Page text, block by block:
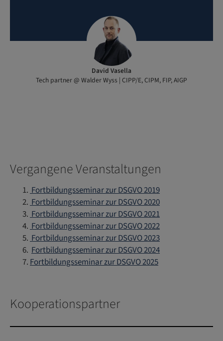
David Vasella
Tech partner @ Walder Wyss | CIPP/E, CIPM, FIP, AIGP
Vergangene Veranstaltungen
Fortbildungsseminar zur DSGVO 2019
Fortbildungsseminar zur DSGVO 2020
Fortbildungsseminar zur DSGVO 2021
Fortbildungsseminar zur DSGVO 2022
Fortbildungsseminar zur DSGVO 2023
Fortbildungsseminar zur DSGVO 2024
Fortbildungsseminar zur DSGVO 2025
Kooperationspartner